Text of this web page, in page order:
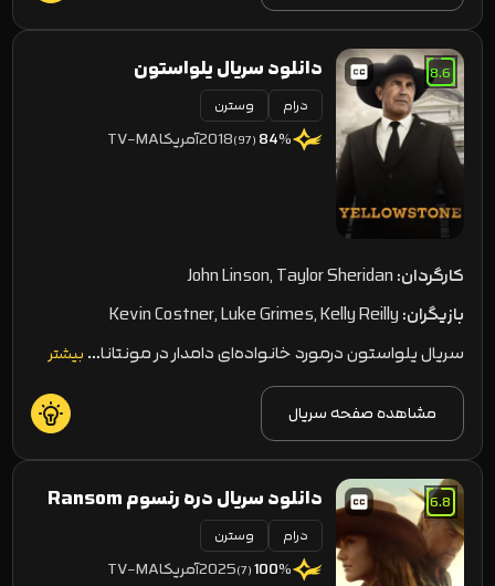
8.6
دانلود سریال یلواستون
Yellowstone
درام وسترن
84%
(97)
2018آمریکاTV-MA
کارگردان:John Linson, Taylor Sheridan
بازیگران:Kevin Costner, Luke Grimes, Kelly Reilly
سریال یلواستون درمورد خانواده‌ای دامدار در مونتانا… بیشتر
مشاهده صفحه سریال
6.8
دانلود سریال دره رنسوم Ransom
Canyon 2025
درام وسترن
100%
(7)
2025آمریکاTV-MA